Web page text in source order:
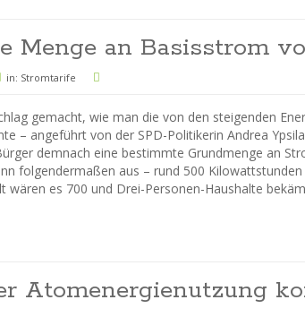
Menge an Basisstrom
in: Stromtarife
gemacht, wie man die von den steigenden
– angeführt von der SPD-Politikerin Andrea
demnach eine bestimmte Grundmenge an
folgendermaßen aus – rund 500 Kilowattstunden
es 700 und Drei-Personen-Haushalte
Atomenergienutzung